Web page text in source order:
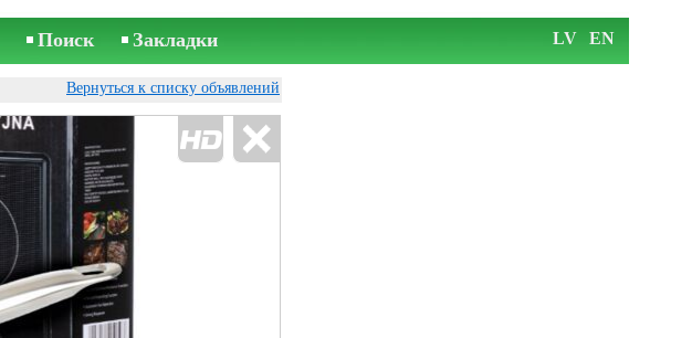
Поиск Закладки LV EN
Вернуться к списку объявлений